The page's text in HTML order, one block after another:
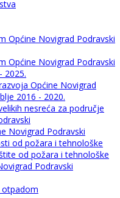
Općine Novigrad Podravski
Općine Novigrad Podravski
2025.
Općine Novigrad
2016 - 2020.
nesreća za područje
Novigrad Podravski
od požara i tehnološke
od požara i tehnološke
Podravski
otpadom